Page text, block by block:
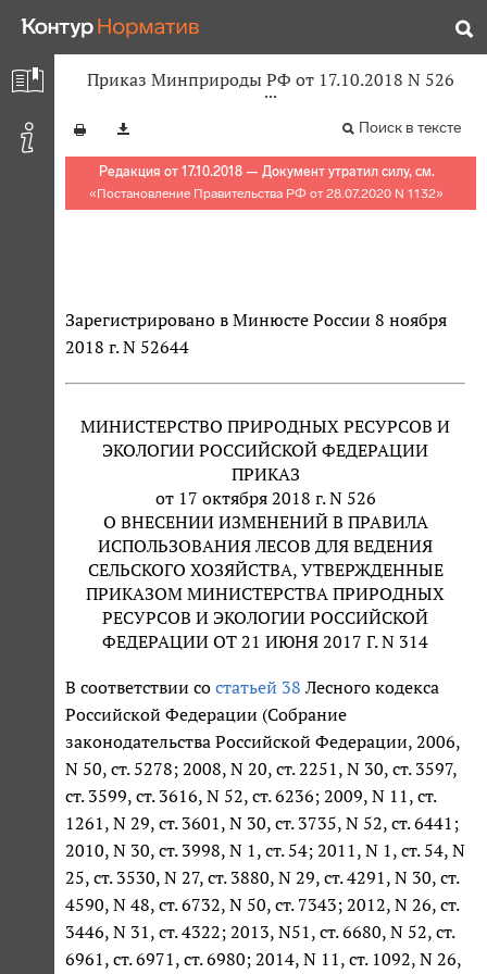
Приказ Минприроды РФ от 17.10.2018 N 526
Поиск в тексте
Редакция от 17.10.2018 — Документ утратил силу, см.
«Постановление Правительства РФ от 28.07.2020 N 1132»
Зарегистрировано в Минюсте России 8 ноября
2018 г. N 52644
МИНИСТЕРСТВО ПРИРОДНЫХ РЕСУРСОВ И
ЭКОЛОГИИ РОССИЙСКОЙ ФЕДЕРАЦИИ
ПРИКАЗ
от 17 октября 2018 г. N 526
О ВНЕСЕНИИ ИЗМЕНЕНИЙ В ПРАВИЛА
ИСПОЛЬЗОВАНИЯ ЛЕСОВ ДЛЯ ВЕДЕНИЯ
СЕЛЬСКОГО ХОЗЯЙСТВА, УТВЕРЖДЕННЫЕ
ПРИКАЗОМ МИНИСТЕРСТВА ПРИРОДНЫХ
РЕСУРСОВ И ЭКОЛОГИИ РОССИЙСКОЙ
ФЕДЕРАЦИИ ОТ 21 ИЮНЯ 2017 Г. N 314
В соответствии со статьей 38 Лесного кодекса
Российской Федерации (Собрание
законодательства Российской Федерации, 2006,
N 50, ст. 5278; 2008, N 20, ст. 2251, N 30, ст. 3597,
ст. 3599, ст. 3616, N 52, ст. 6236; 2009, N 11, ст.
1261, N 29, ст. 3601, N 30, ст. 3735, N 52, ст. 6441;
2010, N 30, ст. 3998, N 1, ст. 54; 2011, N 1, ст. 54, N
25, ст. 3530, N 27, ст. 3880, N 29, ст. 4291, N 30, ст.
4590, N 48, ст. 6732, N 50, ст. 7343; 2012, N 26, ст.
3446, N 31, ст. 4322; 2013, N51, ст. 6680, N 52, ст.
6961, ст. 6971, ст. 6980; 2014, N 11, ст. 1092, N 26,